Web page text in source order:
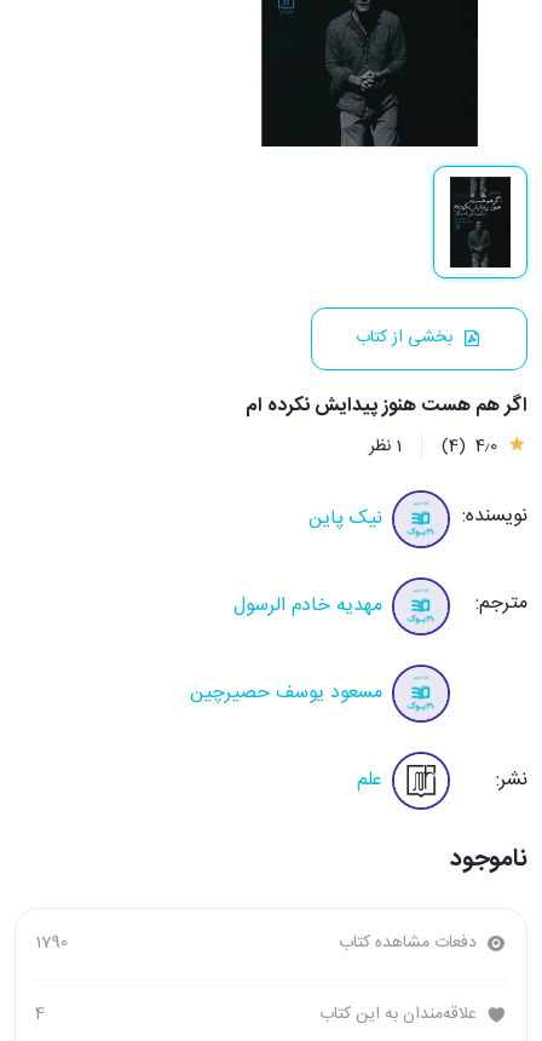
بخشی از کتاب
اگر هم هست هنوز پیدایش نکرده ام
4٫0 (4) 1 نظر
نویسنده: نیک پاین
مترجم: مهدیه خادم الرسول
مسعود یوسف حصیرچین
نشر: علم
ناموجود
دفعات مشاهده کتاب 1790
علاقه‌مندان به این کتاب 4